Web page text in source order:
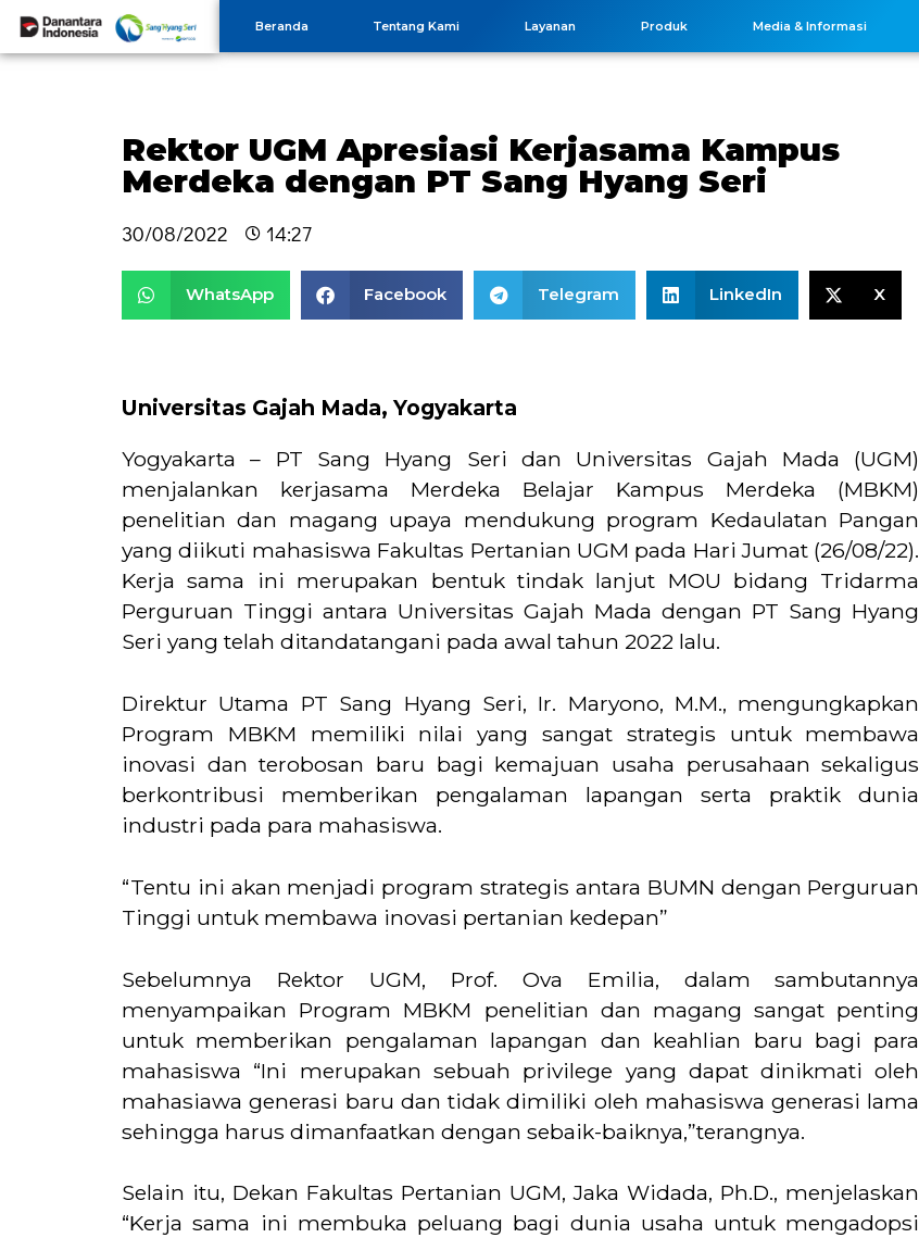
Beranda Tentang Kami Layanan Produk Media & Informasi
Rektor UGM Apresiasi Kerjasama Kampus
Merdeka dengan PT Sang Hyang Seri
30/08/2022 14:27
WhatsApp Facebook Telegram LinkedIn X
Universitas Gajah Mada, Yogyakarta
Yogyakarta – PT Sang Hyang Seri dan Universitas Gajah Mada (UGM)
menjalankan kerjasama Merdeka Belajar Kampus Merdeka (MBKM)
penelitian dan magang upaya mendukung program Kedaulatan Pangan
yang diikuti mahasiswa Fakultas Pertanian UGM pada Hari Jumat (26/08/22).
Kerja sama ini merupakan bentuk tindak lanjut MOU bidang Tridarma
Perguruan Tinggi antara Universitas Gajah Mada dengan PT Sang Hyang
Seri yang telah ditandatangani pada awal tahun 2022 lalu.
Direktur Utama PT Sang Hyang Seri, Ir. Maryono, M.M., mengungkapkan
Program MBKM memiliki nilai yang sangat strategis untuk membawa
inovasi dan terobosan baru bagi kemajuan usaha perusahaan sekaligus
berkontribusi memberikan pengalaman lapangan serta praktik dunia
industri pada para mahasiswa.
“Tentu ini akan menjadi program strategis antara BUMN dengan Perguruan
Tinggi untuk membawa inovasi pertanian kedepan”
Sebelumnya Rektor UGM, Prof. Ova Emilia, dalam sambutannya
menyampaikan Program MBKM penelitian dan magang sangat penting
untuk memberikan pengalaman lapangan dan keahlian baru bagi para
mahasiswa “Ini merupakan sebuah privilege yang dapat dinikmati oleh
mahasiawa generasi baru dan tidak dimiliki oleh mahasiswa generasi lama
sehingga harus dimanfaatkan dengan sebaik-baiknya,”terangnya.
Selain itu, Dekan Fakultas Pertanian UGM, Jaka Widada, Ph.D., menjelaskan
“Kerja sama ini membuka peluang bagi dunia usaha untuk mengadopsi